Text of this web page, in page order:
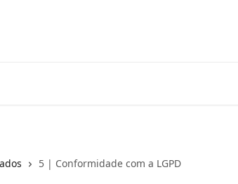
5 | Conformidade com a LGPD